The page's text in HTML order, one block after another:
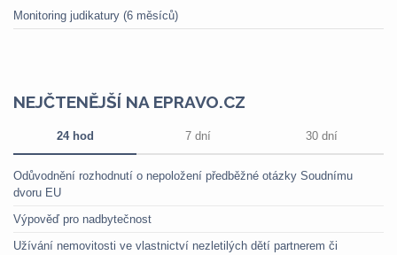
Monitoring judikatury (6 měsíců)
NEJČTENĚJŠÍ NA EPRAVO.CZ
24 hod 7 dní 30 dní
Odůvodnění rozhodnutí o nepoložení předběžné otázky Soudnímu
dvoru EU
Výpověď pro nadbytečnost
Užívání nemovitosti ve vlastnictví nezletilých dětí partnerem či